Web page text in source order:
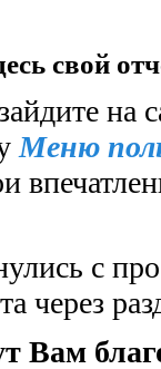
свой
на
Меню
с
через
Вам